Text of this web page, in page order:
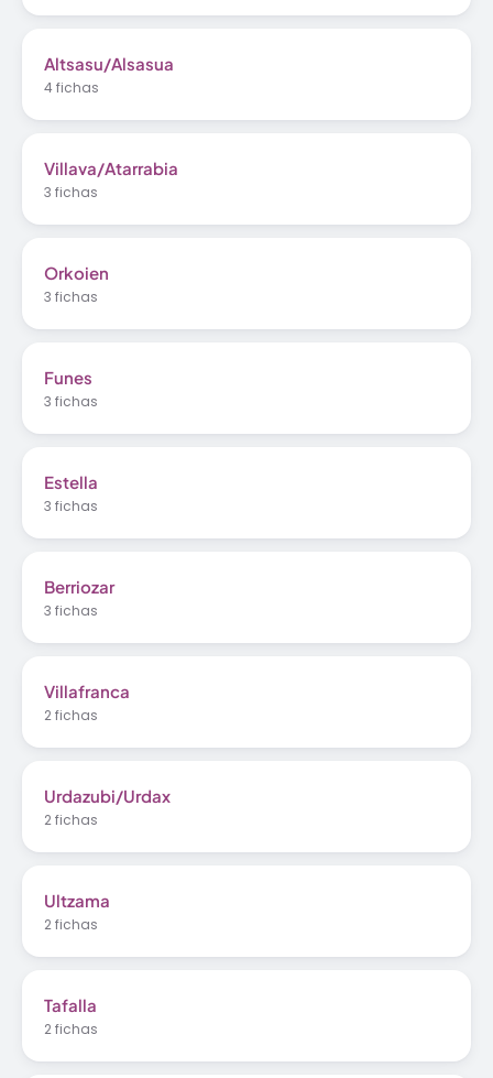
Altsasu/Alsasua
4 fichas
Villava/Atarrabia
3 fichas
Orkoien
3 fichas
Funes
3 fichas
Estella
3 fichas
Berriozar
3 fichas
Villafranca
2 fichas
Urdazubi/Urdax
2 fichas
Ultzama
2 fichas
Tafalla
2 fichas